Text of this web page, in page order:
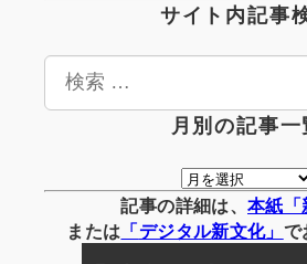
サイト内記事
検
月別の記事一
月
別
の
記事の詳細は、 本紙「
または 「デジタル新文化」 で